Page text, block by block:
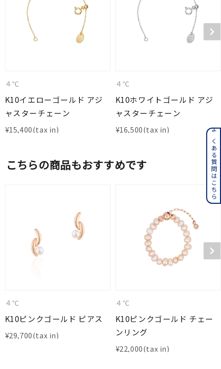
４℃
K10イエローゴールド アジ
ャスターチェーン
¥15,400
４℃
K10ホワイトゴールド アジ
ャスターチェーン
¥16,500
こちらの商品もおすすめです
４℃
K10ピンクゴールド ピアス
¥29,700
４℃
K10ピンクゴールド チェー
ンリング
¥22,000
よくある質問はこちら